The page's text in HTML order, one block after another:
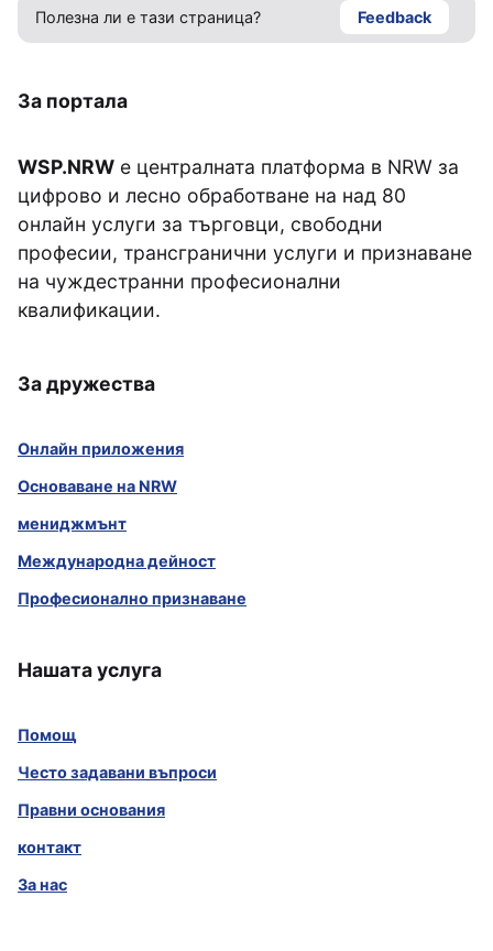
Полезна ли е тази страница? Feedback
За портала
WSP.NRW е централната платформа в NRW за
цифрово и лесно обработване на над 80
онлайн услуги за търговци, свободни
професии, трансгранични услуги и признаване
на чуждестранни професионални
квалификации.
За дружества
Онлайн приложения
Основаване на NRW
мениджмънт
Международна дейност
Професионално признаване
Нашата услуга
Помощ
Често задавани въпроси
Правни основания
контакт
За нас